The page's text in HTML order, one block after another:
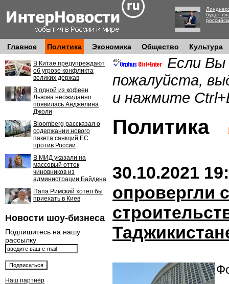
будет
Главное Политика Экономика Общество Культура
В Китае предупреждают
об угрозе конфликта
великих держав
В одной из кофеен
Львова неожиданно
появилась Анджелина
Джоли
Bloomberg рассказал о
содержании нового
пакета санкций ЕС
против России
В МИД указали на
массовый отток
чиновников из
администрации Байдена
Папа Римский хотел бы
приехать в Киев
Новости шоу-бизнеса
Подпишитесь на нашу
рассылку
Наш партнёр
Если Вы
пожалуйста,
и нажмите
Политика
30.10.2021
опровергли